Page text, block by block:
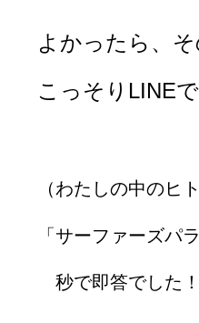
よかったら、
こっそりLINE
（わたしの中のヒ
「サーファーズパ
秒で即答でした